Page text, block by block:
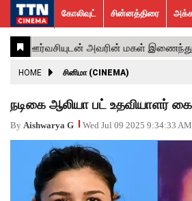
கோலிவுட்
சின்னத்திரை
பாலிவுட்
ஹாலிவுட்
அக்கம்
பக்கம்
ஸ்பெஷல்
ஸ்டோரீஸ்
விமர்சனம்
GALLERY
ACTRESS
MOVIESTILLS
EVENTS
VIDEOS
What’s
Hot
Trending
News
கோலிவுட் சின்னத்திரை
HOME சினிமா (CINEMA)
நடிகை ஆலியா பட் உதவியாளர்
By Aishwarya G Wed Jul 09 2025 9:34:33 AM